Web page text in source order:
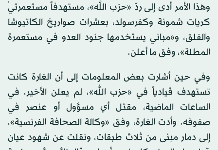
وهذا الأمر أدى إلى ردّ «حزب الله»، مستهدفاً مستعمرتيْ
كريات ‏‏شمونة وكفرسولد، بعشرات صواريخ الكاتيوشا
والفلق، و«مباني ‏‏يستخدمها جنود العدو في مستعمرة
المطلة»، وفق ما أعلن.
وفي حين أشارت بعض المعلومات إلى أن الغارة كانت
تستهدف قيادياً في «حزب الله»، لم يعلن الأخير، في
الساعات الماضية، مقتل أي مسؤول أو عنصر في
صفوفه. وأدت الغارة، وفق «وكالة الصحافة الفرنسية»،
إلى دمار مبنى من ثلاث طبقات، ونقلت عن شهود عيان